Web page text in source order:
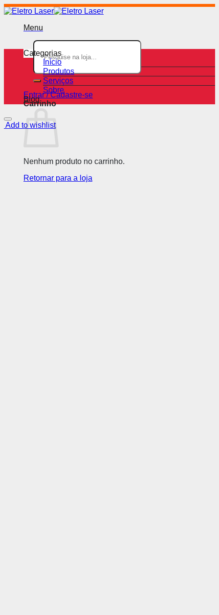
Skip
to
contentMenu
Pesquisar
por:
Entrar / Cadastre-se
Carrinho
Nenhum produto no carrinho.
Retornar para a loja
Categorias
Início
Produtos
Serviços
Sobre
Blog
Add to wishlist